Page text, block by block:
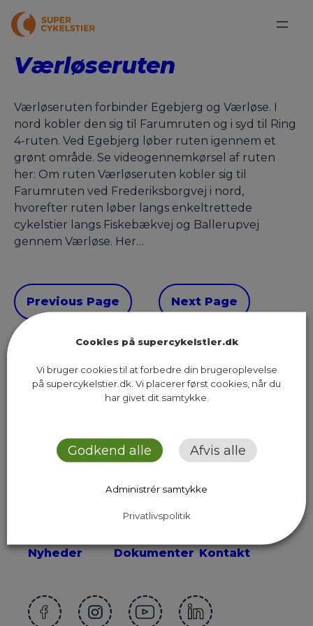
Værløseruten
Værløseruten forbinder Egebjerg og Værløse. I
nord kobler den sig til Farumruten og i syd til Ring
4-ruten. Ved Egebjerg løber ruten igennem et
grønt område. Se videogennemkørsel af ruten
her: Om ruten Værløseruten kobler sig til
Farumruten ved Frederiksborgvej i nord,
hvorefter ruten løber langs enkeltrettede
cykelstier langs Fiskebækvej og Ballerupvej
gennem Værløse. Her…
Previous Page Next Page
Sekretariatet for Supercykelstier
2300 København S
Nyheder Dokumenter Kontakt
Cookies på supercykelstier.dk
Vi bruger cookies til at forbedre din brugeroplevelse
på supercykelstier.dk. Vi placerer først cookies, når du
har givet dit samtykke.
Godkend alle Afvis alle
Administrér samtykke
Privatlivspolitik